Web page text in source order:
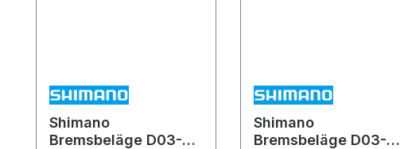
Shimano
Bremsbeläge D03-S
Shimano
Bremsbeläge D03-S-